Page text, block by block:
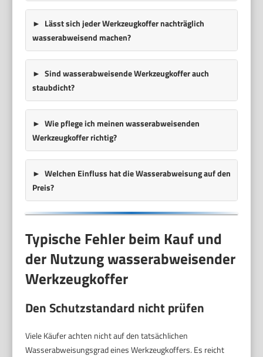
Lässt sich jeder Werkzeugkoffer nachträglich
wasserabweisend machen?
Sind wasserabweisende Werkzeugkoffer auch
staubdicht?
Wie pflege ich meinen wasserabweisenden
Werkzeugkoffer richtig?
Welchen Einfluss hat die Wasserabweisung auf den
Preis?
Typische Fehler beim Kauf und
der Nutzung wasserabweisender
Werkzeugkoffer
Den Schutzstandard nicht prüfen
Viele Käufer achten nicht auf den tatsächlichen
Wasserabweisungsgrad eines Werkzeugkoffers. Es reicht